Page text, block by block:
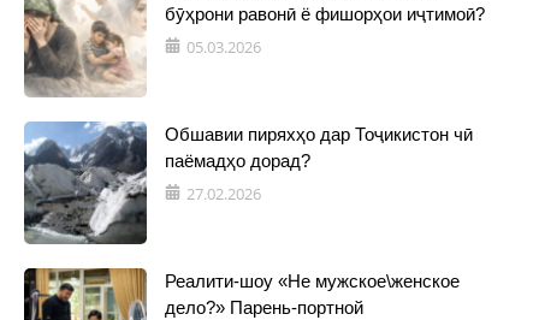
бӯҳрони равонӣ ё фишорҳои иҷтимоӣ?
05.03.2026
Обшавии пиряхҳо дар Тоҷикистон чӣ
паёмадҳо дорад?
27.02.2026
Реалити-шоу «Не мужское\женское
дело?» Парень-портной